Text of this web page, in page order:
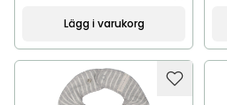
Lägg i varukorg